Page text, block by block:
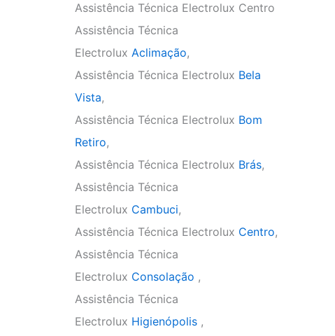
Assistência Técnica Electrolux Centro
Assistência Técnica
Electrolux Aclimação,
Assistência Técnica Electrolux Bela
Vista,
Assistência Técnica Electrolux Bom
Retiro,
Assistência Técnica Electrolux Brás,
Assistência Técnica
Electrolux Cambuci,
Assistência Técnica Electrolux Centro,
Assistência Técnica
Electrolux Consolação ,
Assistência Técnica
Electrolux Higienópolis ,